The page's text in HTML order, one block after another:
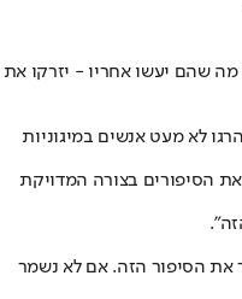
מה שהם יעשו אחריו - יזרקו את
לא מעט אנשים במיגוניות
הסיפורים בצורה המדויקת
את הסיפור הזה. אם לא נשמר